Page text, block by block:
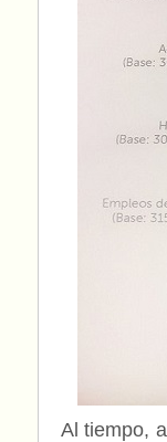
Al tiempo,